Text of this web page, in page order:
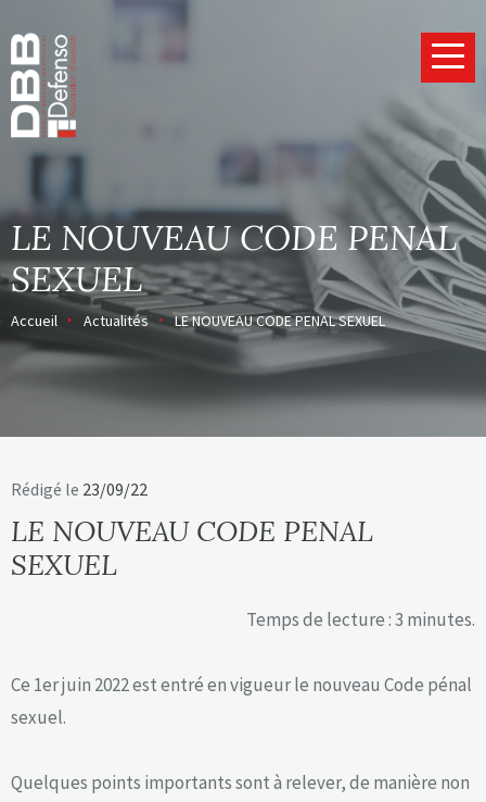
Page d’accueil
LE NOUVEAU CODE PENAL
SEXUEL
Accueil Actualités LE NOUVEAU CODE PENAL SEXUEL
Rédigé le 23/09/22
LE NOUVEAU CODE PENAL
SEXUEL
Temps de lecture : 3 minutes.
Ce 1erjuin 2022 est entré en vigueur le nouveau Code pénal
sexuel.
Quelques points importants sont à relever, de manière non